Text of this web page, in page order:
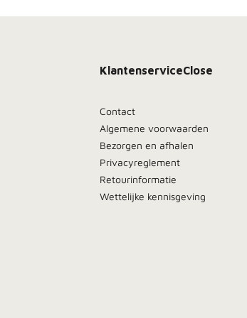
KlantenserviceClose
Contact
Algemene voorwaarden
Bezorgen en afhalen
Privacyreglement
Retourinformatie
Wettelijke kennisgeving